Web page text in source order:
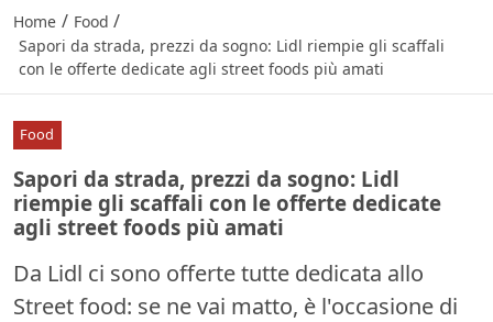
Home / Food /
Sapori da strada, prezzi da sogno: Lidl riempie gli scaffali
con le offerte dedicate agli street foods più amati
Food
Sapori da strada, prezzi da sogno: Lidl
riempie gli scaffali con le offerte dedicate
agli street foods più amati
Da Lidl ci sono offerte tutte dedicata allo
Street food: se ne vai matto, è l'occasione di